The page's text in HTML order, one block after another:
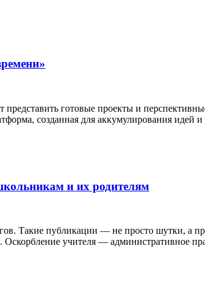
готовые проекты и
созданная для аккумулирования идей
и их родителям
Такие публикации — не просто шутки, а
Оскорбление учителя — административное